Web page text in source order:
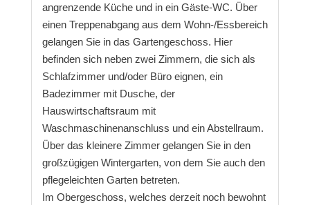
angrenzende Küche und in ein Gäste-WC. Über
einen Treppenabgang aus dem Wohn-/Essbereich
gelangen Sie in das Gartengeschoss. Hier
befinden sich neben zwei Zimmern, die sich als
Schlafzimmer und/oder Büro eignen, ein
Badezimmer mit Dusche, der
Hauswirtschaftsraum mit
Waschmaschinenanschluss und ein Abstellraum.
Über das kleinere Zimmer gelangen Sie in den
großzügigen Wintergarten, von dem Sie auch den
pflegeleichten Garten betreten.
Im Obergeschoss, welches derzeit noch bewohnt